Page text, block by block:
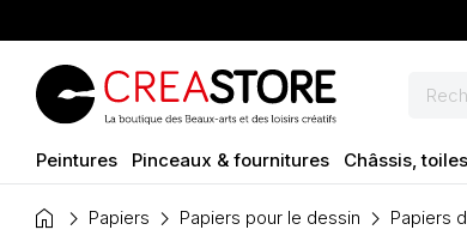
Peintures Pinceaux & fournitures Châssis,
home Papiers Papiers pour le dessin Papiers